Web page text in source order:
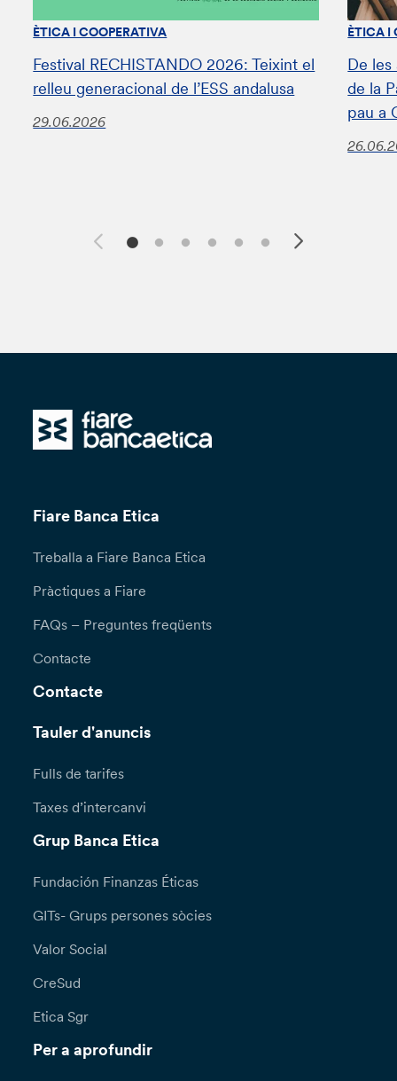
ÈTICA I COOPERATIVA
Festival RECHISTANDO 2026: Teixint el
relleu generacional de l’ESS andalusa
29.06.2026
ÈTICA I
De les
de la
pau a
Fiare Banca Etica
Treballa a Fiare Banca Etica
Pràctiques a Fiare
FAQs – Preguntes freqüents
Contacte
Contacte
Tauler d'anuncis
Fulls de tarifes
Taxes d’intercanvi
Grup Banca Etica
Fundación Finanzas Éticas
GITs- Grups persones sòcies
Valor Social
CreSud
Etica Sgr
Per a aprofundir